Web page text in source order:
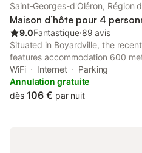
Saint-Georges-d'Oléron, Région
Maison d’hôte pour 4
9.0Fantastique⋅89 avis
Situated in Boyardville, the
features accommodation 600
and 2.5 km from Fort Boyard.
WiFi Internet
Parking
Annulation gratuite
dès 106 € par nuit